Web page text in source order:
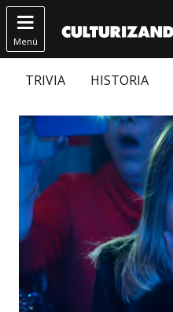

Menú
TRIVIA HISTORIA